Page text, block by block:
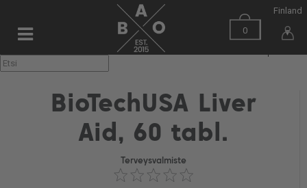
0
Finland
▼
BioTechUSA Liver
Aid, 60 tabl.
Terveysvalmiste